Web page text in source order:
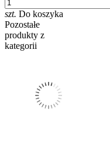
szt. Do koszyka
Pozostałe
produkty z
kategorii